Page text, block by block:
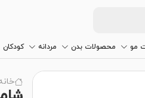
مو محصولات بدن مردانه کودکان